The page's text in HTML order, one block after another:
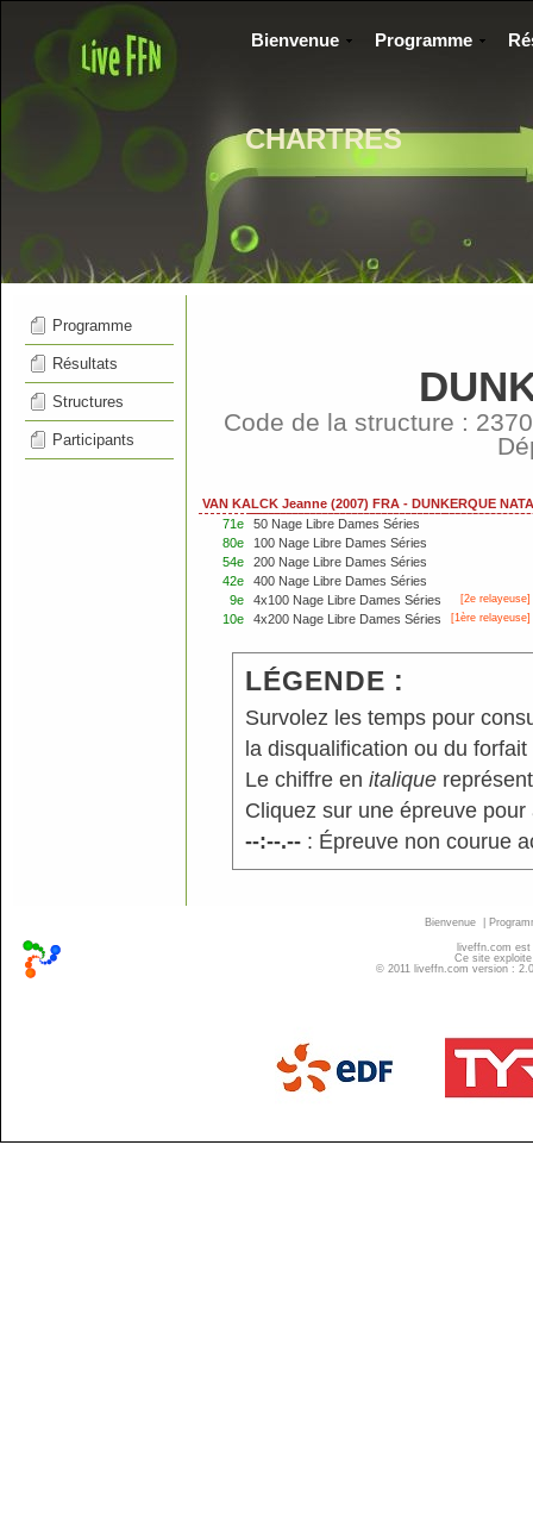
CHARTRES
Bienvenue Programme
Programme
Résultats
Structures
Participants
Code de la structure :
VAN KALCK Jeanne (2007) FRA - DUNKERQUE
71e
50 Nage Libre Dames Séries
80e
100 Nage Libre Dames Séries
54e
200 Nage Libre Dames Séries
42e
400 Nage Libre Dames Séries
9e
4x100 Nage Libre Dames Séries [2e relayeuse]
10e 4x200 Nage Libre Dames Séries [1ère relayeuse]
LÉGENDE :
Survolez les temps pour
la disqualification ou du forfait
Le chiffre en italique
Cliquez sur une épreuve
--:--.--: Épreuve non courue
Bienvenue
liveffn.com
Ce site
© 2011 liveffn.com version :